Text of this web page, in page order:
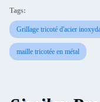
Tags:
Grillage tricoté d'acier
maille tricotée en métal